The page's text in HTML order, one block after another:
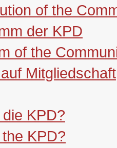
of the
der KPD
of the
Mitgliedschaft
KPD?
KPD?